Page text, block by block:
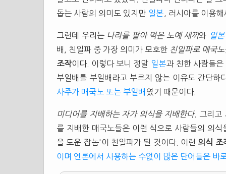
돕는 사람의 의미도 있지만 일본 , 러시아를 이용
그런데 우리는 나라를 팔아 먹은 노예 새끼와 일본
배, 친일파 중 가장 의미가 모호한 친일파로 매국
조작이다. 이렇다 보니 정말 일본과 친한 사람들
부일배를 부일배라고 부르지 않는 이유도 간단하
사주가 매국노 또는 부일배 였기 때문이다.
미디어를 지배하는 자가 의식을 지배한다. 그리고
를 지배한 매국노들은 이런 식으로 사람들의 의
을 도운 잡놈'이 친일파가 된 것이다. 이런 의식 조
이며 언론에서 사용하는 수없이 많은 단어들은 바